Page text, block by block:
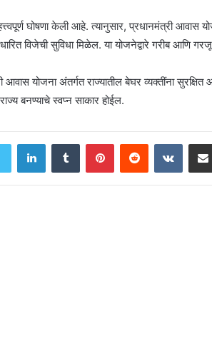
घोषणा केली आहे. त्यानुसार, प्रधानमंत्री आवास
विजेची सुविधा मिळेल. या योजनेद्वारे गरीब आणि गरजू
योजना अंतर्गत राज्यातील बेघर व्यक्तींना सुरक्षित
बनण्याचे स्वप्न साकार होईल.
LinkedInTumblr PinterestReddit